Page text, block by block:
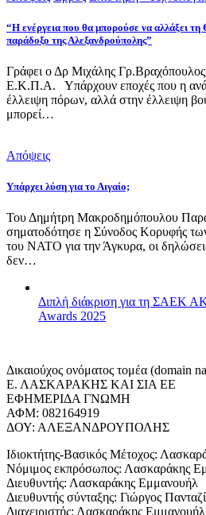
“Η ενέργεια που θα μπορούσε να αλλάξει τη
παράδοξο της Αλεξανδρούπολης”
Γράφει ο Δρ Μιχάλης
Ε.Κ.Π.Α. Υπάρχουν εποχές που η
έλλειψη πόρων, αλλά στην έλλειψη
μπορεί…
Απόψεις
Υπάρχει λύση για το Αιγαίο;
Του Δημήτρη Μακροδημόπουλου Παρά
σηματοδότησε η Σύνοδος Κορυφής
του ΝΑΤΟ για την Άγκυρα, οι
δεν…
Διπλή διάκριση για τη ΣΑΕΚ
Awards 2025
Δικαιούχος ονόματος τομέα (domain
Ε. ΛΑΣΚΑΡΑΚΗΣ ΚΑΙ ΣΙΑ ΕΕ
ΕΦΗΜΕΡΙΔΑ ΓΝΩΜΗ
ΑΦΜ: 082164919
ΔΟΥ: ΑΛΕΞΑΝΔΡΟΥΠΟΛΗΣ
Ιδιοκτήτης-Βασικός Μέτοχος:
Νόμιμος εκπρόσωπος: Λασκαράκης
Διευθυντής: Λασκαράκης Εμμανουήλ
Διευθυντής σύνταξης: Γιώργος
Διαχειριστής: Λασκαράκης Εμμανουήλ